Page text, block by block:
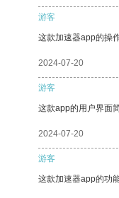
游客
这款加速器app的操
2024-07-20
游客
这款app的用户界面
2024-07-20
游客
这款加速器app的功